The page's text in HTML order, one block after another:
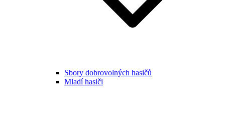
Sbory dobrovolných hasičů
Mladí hasiči